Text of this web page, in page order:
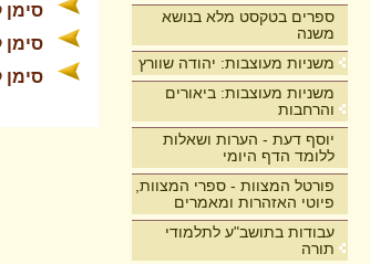
ספרים בטקסט מלא בנושא
משנה
משניות מעוצבות: יהודה שוורץ
משניות מעוצבות: ביאורים
והרחבות
יוסף דעת - הערות ושאלות
ללומד הדף היומי
פורטל המצוות - ספרי המצוות,
פיוטי האזהרות ומאמרים
עבודות בתושב"ע לתלמודי
תורה
סימן
סימן
סימן